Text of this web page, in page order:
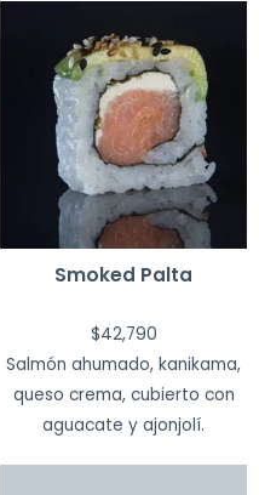
Smoked Palta
$42,790
Salmón ahumado, kanikama,
queso crema, cubierto con
aguacate y ajonjolí.